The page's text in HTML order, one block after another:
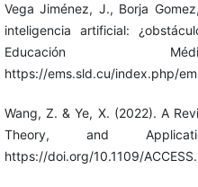
Vega Jiménez, J., Borja
inteligencia artificial:
Educación
https://ems.sld.cu/index.php/
Wang, Z. & Ye, X. (2022). A
Theory, and
https://doi.org/10.1109/